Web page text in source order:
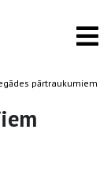
pārtraukumiem